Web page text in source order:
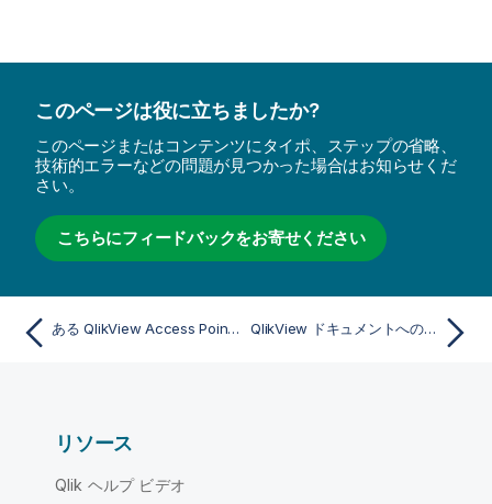
このページは役に立ちましたか?
このページまたはコンテンツにタイポ、ステップの省略、
技術的エラーなどの問題が見つかった場合はお知らせくだ
さい。
こちらにフィードバックをお寄せください
ある QlikView Access Point アプリでは On-Demand レポートが機能するが、別のこのアプリでは機能しない QlikView ドキュメントへの接続の設定時に接続エラーを確認する
リソース
Qlik ヘルプ ビデオ